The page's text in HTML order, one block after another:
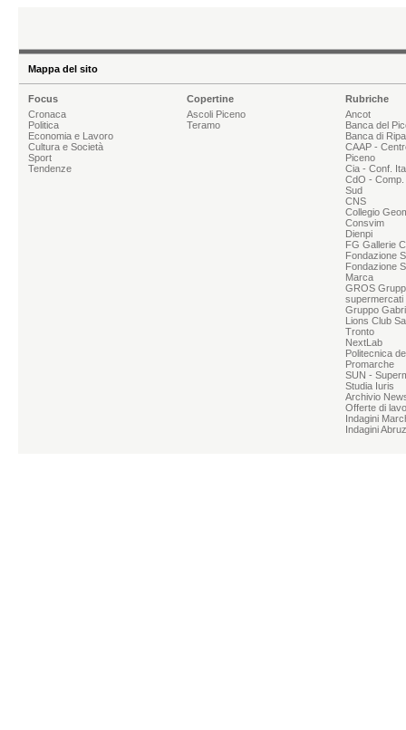
Mappa del sito
Focus
Cronaca
Politica
Economia e Lavoro
Cultura e Società
Sport
Tendenze
Copertine
Ascoli Piceno
Teramo
Rubriche
Ancot
Banca del
Banca di
CAAP -
Piceno
Cia - Conf.
CdO -
Sud
CNS
Collegio
Consvim
Dienpi
FG Gallerie
Fondazione
Fondazione
Marca
GROS
supermercati
Gruppo
Lions Club
Tronto
NextLab
Politecnica
Promarche
SUN -
Studia Iuris
Archivio
Offerte di
Indagini
Indagini